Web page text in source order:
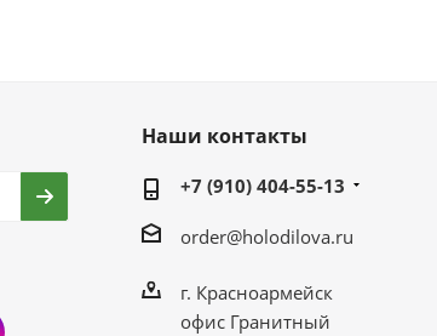
Наши контакты
+7 (910) 404-55-13
order@holodilova.ru
г. Красноармейск
офис Гранитный